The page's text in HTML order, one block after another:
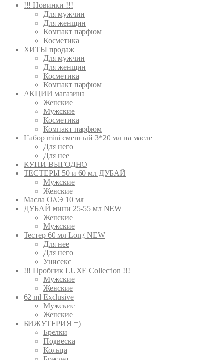
!!! Новинки !!!
Для мужчин
Для женщин
Компакт парфюм
Косметика
ХИТЫ продаж
Для мужчин
Для женщин
Косметика
Компакт парфюм
АКЦИИ магазина
Женские
Мужские
Косметика
Компакт парфюм
Набор mini сменный 3*20 мл на масле
Для него
Для нее
КУПИ ВЫГОДНО
ТЕСТЕРЫ 50 и 60 мл ДУБАЙ
Мужские
Женские
Масла ОАЭ 10 мл
ДУБАЙ мини 25-55 мл NEW
Женские
Мужские
Тестер 60 мл Long NEW
Для нее
Для него
Унисекс
!!! Пробник LUXE Collection !!!
Мужские
Женские
62 ml Exclusive
Мужские
Женские
БИЖУТЕРИЯ =)
Брелки
Подвеска
Кольца